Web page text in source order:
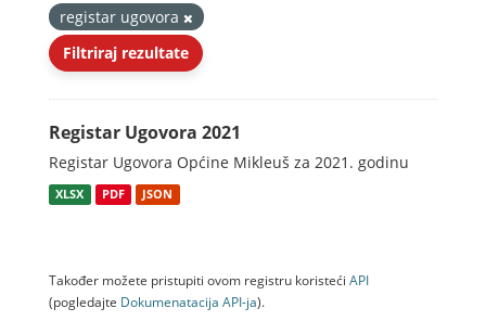
registar ugovora
Filtriraj rezultate
Registar Ugovora 2021
Registar Ugovora Općine Mikleuš za 2021. godinu
XLSX PDF JSON
Također možete pristupiti ovom registru koristeći API
(pogledajte Dokumenаtаcijа API-jа).